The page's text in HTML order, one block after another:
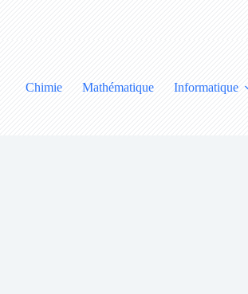
Chimie Mathématique Informatique